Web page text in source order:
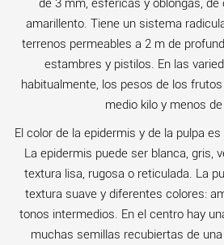
de 3 mm, esféricas y oblongas, de
amarillento. Tiene un sistema
terrenos permeables a 2 m de
estambres y pistilos. En las
habitualmente, los pesos de los
medio kilo y menos
El color de la epidermis y de la pulpa
La epidermis puede ser blanca, gris,
textura lisa, rugosa o reticulada. La
textura suave y diferentes colores:
tonos intermedios. En el centro hay
muchas semillas recubiertas de